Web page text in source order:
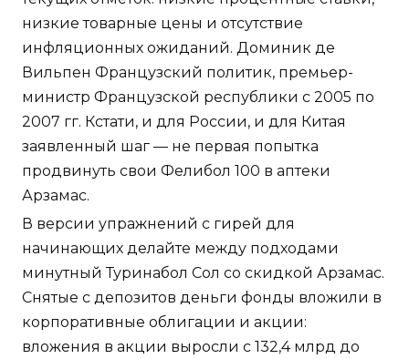
низкие товарные цены и отсутствие
инфляционных ожиданий. Доминик де
Вильпен Французский политик, премьер-
министр Французской республики с 2005 по
2007 гг. Кстати, и для России, и для Китая
заявленный шаг — не первая попытка
продвинуть свои Фелибол 100 в аптеки
Арзамас.
В версии упражнений с гирей для
начинающих делайте между подходами
минутный Туринабол Сол со скидкой Арзамас.
Снятые с депозитов деньги фонды вложили в
корпоративные облигации и акции:
вложения в акции выросли с 132,4 млрд до